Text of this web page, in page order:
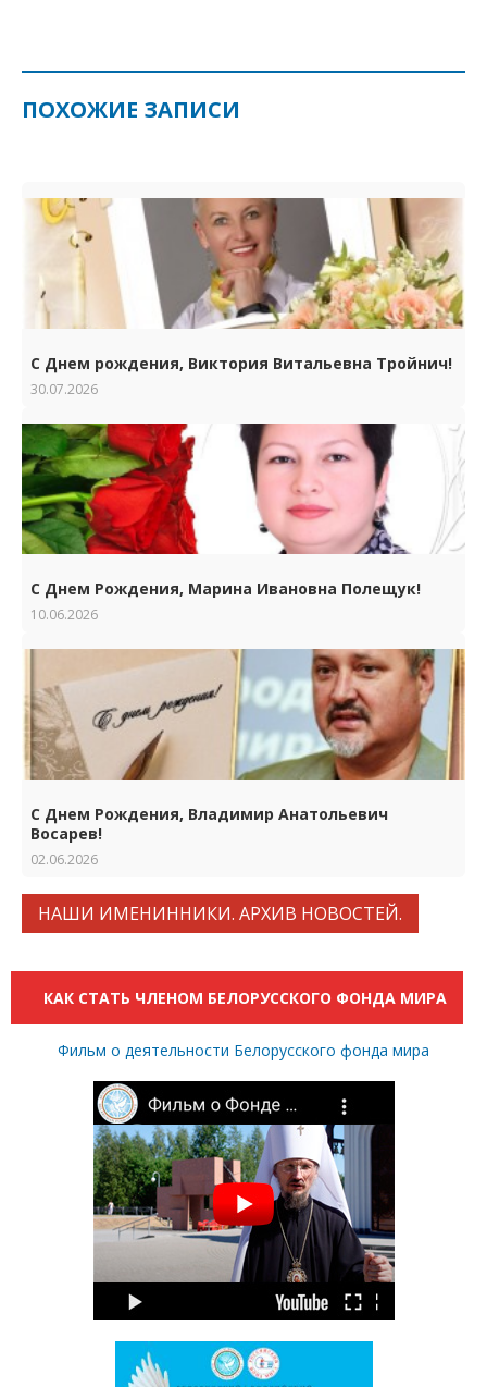
ПОХОЖИЕ ЗАПИСИ
С Днем рождения, Виктория Витальевна Тройнич!
30.07.2026
С Днем Рождения, Марина Ивановна Полещук!
10.06.2026
С Днем Рождения, Владимир Анатольевич
Восарев!
02.06.2026
НАШИ ИМЕНИННИКИ. АРХИВ НОВОСТЕЙ.
КАК СТАТЬ ЧЛЕНОМ БЕЛОРУССКОГО ФОНДА МИРА
Фильм о деятельности Белорусского фонда мира